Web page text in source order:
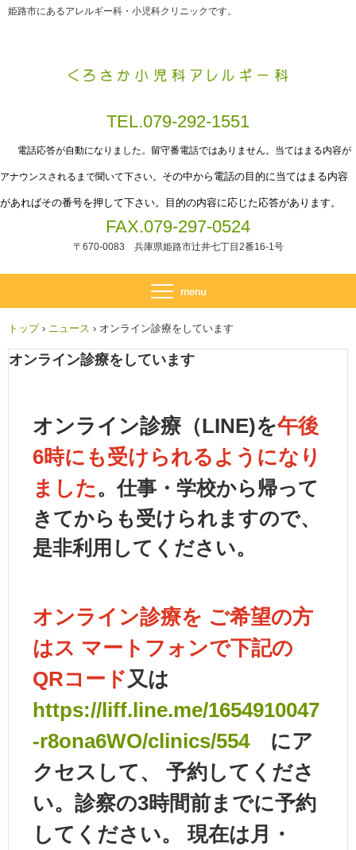
姫路市にあるアレルギー科・小児科クリニックです。
TEL.079-292-1551
電話応答が自動になりました。留守番電話ではありません。当てはまる内容が
アナウンスされるまで聞いて下さい。 その中から電話の目的に当てはまる内容
があればその番号を押して下さい。目的の内容に応じた応答があります。
FAX.079-297-0524
〒670-0083 兵庫県姫路市辻井七丁目2番16-1号
トップ › ニュース › オンライン診療をしています
オンライン診療をしています
オンライン診療（LINE)を午後
6時にも受けられるようになり
ました。仕事・学校から帰って
きてからも受けられますので、
是非利用してください。
オンライン診療を ご希望の方
はス マートフォンで下記の
QRコード 又は
https://liff.line.me/1654910047
-r8ona6WO/clinics/554にア
クセスして、 予約してくださ
い。診察の3時間前までに予約
してください。 現在は月・